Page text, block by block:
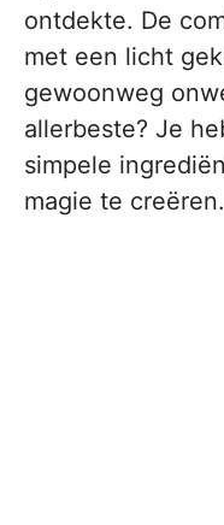
ontdekte. De
met een licht
gewoonweg
allerbeste? Je
simpele
magie te creëren.